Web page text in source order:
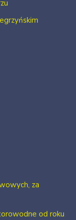
za
od roku